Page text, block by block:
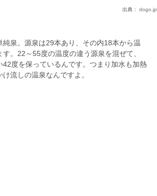
出典： dogo.jp
純泉。源泉は29本あり、その内18本から温
。22～55度の温度の違う源泉を混ぜて、
42度を保っているんです。つまり加水も加熱
流しの温泉なんですよ。